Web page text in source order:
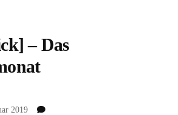
– Das
2019